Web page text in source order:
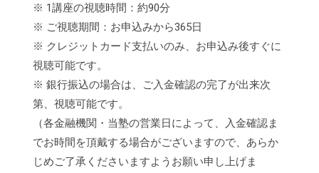
※ 1講座の視聴時間：約90分
※ ご視聴期間：お申込みから365日
※ クレジットカード支払いのみ、お申込み後すぐに
視聴可能です。
※ 銀行振込の場合は、ご入金確認の完了が出来次
第、視聴可能です。
（各金融機関・当塾の営業日によって、入金確認ま
でお時間を頂戴する場合がございますので、あらか
じめご了承くださいますようお願い申し上げま